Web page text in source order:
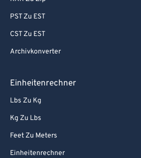
PST Zu EST
CST Zu EST
Archivkonverter
Einheitenrechner
Lbs Zu Kg
Kg Zu Lbs
Feet Zu Meters
Einheitenrechner